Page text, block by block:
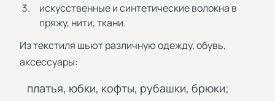
искусственные и синтетические волокна в
пряжу, нити, ткани.
Из текстиля шьют различную одежду, обувь,
аксессуары:
платья, юбки, кофты, рубашки, брюки;